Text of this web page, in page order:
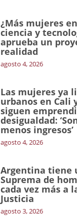
¿Más mujeres
ciencia y
aprueba un
realidad
agosto 4, 2026
Las mujeres ya
urbanos en Cali
siguen
desigualdad:
menos ingresos’
agosto 4, 2026
Argentina tiene
Suprema de
cada vez más a
Justicia
agosto 3, 2026